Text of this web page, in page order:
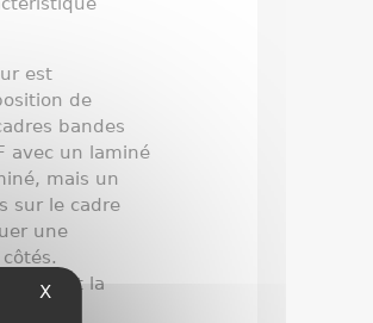
est
de
bandes
avec un laminé
mais un
sur le cadre
une
la
la
X